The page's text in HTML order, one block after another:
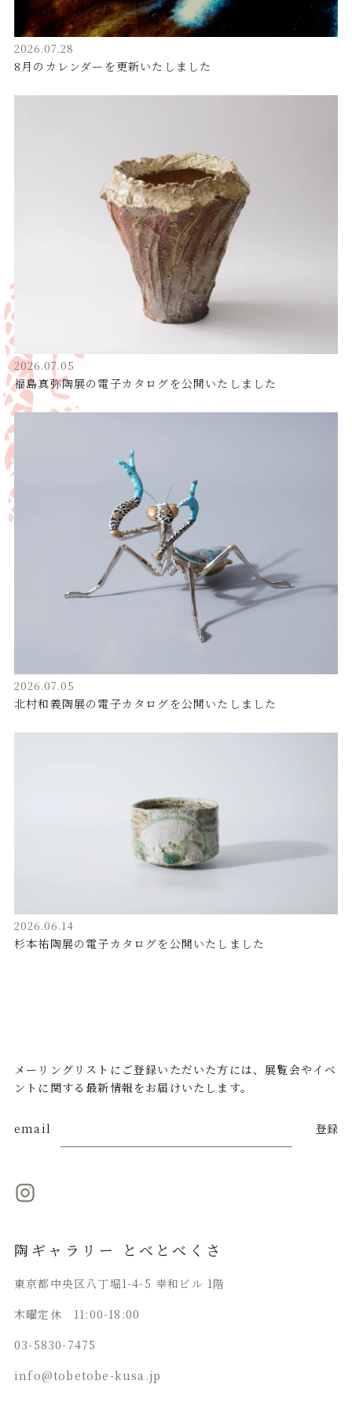
2026.07.28
8月のカレンダーを更新いたしました
2026.07.05
福島真弥陶展の電子カタログを公開いたしました
2026.07.05
北村和義陶展の電子カタログを公開いたしました
2026.06.14
杉本祐陶展の電子カタログを公開いたしました
メーリングリストにご登録いただいた方には、展覧会やイベ
ントに関する最新情報をお届けいたします。
email 登録
陶ギャラリー とべとべくさ
東京都中央区八丁堀1-4-5 幸和ビル 1階
木曜定休 11:00-18:00
03-5830-7475
info@tobetobe-kusa.jp